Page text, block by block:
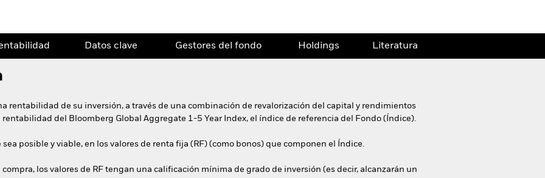
Datos clave Gestores del fondo Holdings Literatura
rentabilidad de su inversión, a través de una combinación de revalorización del capital y rendimientos
del Bloomberg Global Aggregate 1-5 Year Index, el índice de referencia del Fondo (Índice).
posible y viable, en los valores de renta fija (RF) (como bonos) que componen el Índice.
los valores de RF tengan una calificación mínima de grado de inversión (es decir, alcanzarán un